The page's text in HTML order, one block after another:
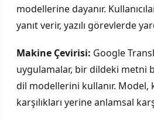
modellerine dayanır.
yanıt verir, yazılı görevlerde
Makine Çevirisi: Google
uygulamalar, bir dildeki metni
dil modellerini kullanır.
karşılıkları yerine anlamsal